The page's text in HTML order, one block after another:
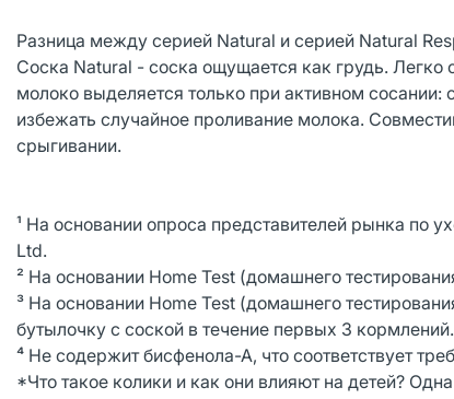
Разница между серией Natural и серией Natural
Соска Natural - соска ощущается как грудь.
молоко выделяется только при активном сосании:
избежать случайное проливание молока.
срыгивании.
¹ На основании опроса представителей рынка по
Ltd.
² На основании Home Test (домашнего
³ На основании Home Test (домашнего
бутылочку с соской в течение первых 3 кормлений.
⁴ Не содержит бисфенола-А, что соответствует
*Что такое колики и как они влияют на детей?